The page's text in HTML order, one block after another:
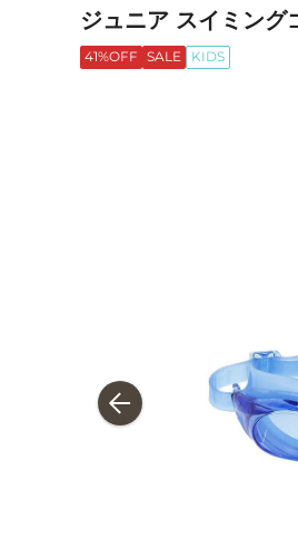
ジュニア スイミン
41%OFF SALE KIDS